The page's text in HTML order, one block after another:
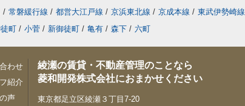
/ 常磐緩行線 / 都営大江戸線 / 京浜東北線 / 京成本線 / 東武伊勢崎線
町 / 小菅 / 新御徒町 / 亀有 / 森下 / 六町
わせ
紹介
声
綾瀬の賃貸・不動産管理のことなら
菱和開発株式会社におまかせください
東京都足立区綾瀬３丁目7-20